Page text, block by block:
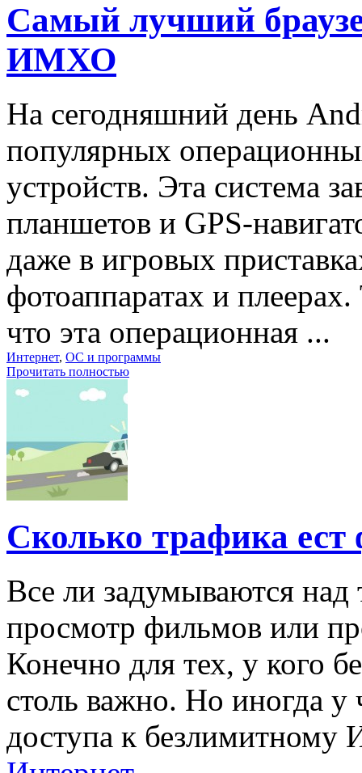
Самый лучший
ИМХО
На сегодняшний день
популярных
устройств. Эта система
планшетов и GPS-
даже в игровых
фотоаппаратах и
что эта операционная ...
Интернет, ОС и программы
Прочитать полностью
Сколько трафика
Все ли задумываются над
просмотр фильмов или
Конечно для тех, у кого
столь важно. Но иногда у
доступа к безлимитному